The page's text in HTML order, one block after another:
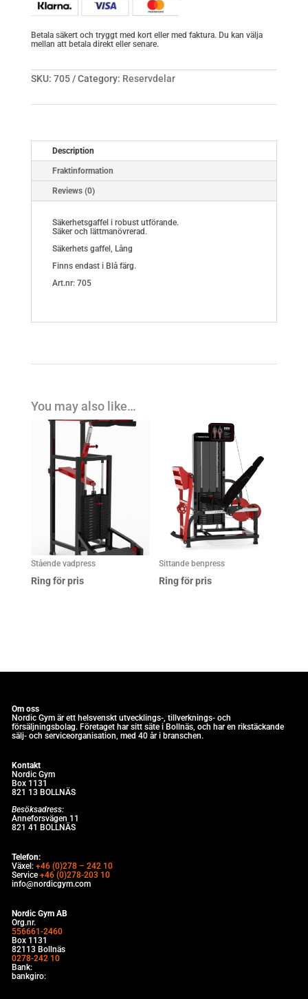
Betala säkert och tryggt med kort eller med faktura. Du kan välja
mellan att betala direkt eller senare.
SKU: 705 Category: Reservdelar
Description
Fraktinformation
Reviews (0)
Säkerhetsgaffel i robust utförande.
Säker och lättmanövrerad.
Säkerhets gaffel, Lång
Finns endast i Blå färg.
Art.nr: 705
You may also like…
Stående vadpress
Ring för pris
Sittande benpress
Ring för pris
Om oss
Nordic Gym är ett helsvenskt utvecklings-, tillverknings- och
försäljningsbolag. Företaget har sitt säte i Bollnäs, och har en rikstäckande
sälj- och serviceorganisation, med 40 år i branschen.
Kontakt
Nordic Gym
Box 1131
821 13 BOLLNÄS
Besöksadress:
Anneforsvägen 11
821 41 BOLLNÄS
Telefon:
Växel: +46 (0)278 – 242 10
Service +46 (0)278-203 10
info@nordicgym.com
Nordic Gym AB
Org.nr.
556661-2460
Box 1131
82113 Bollnäs
0278-242 10
Bank:
bankgiro: